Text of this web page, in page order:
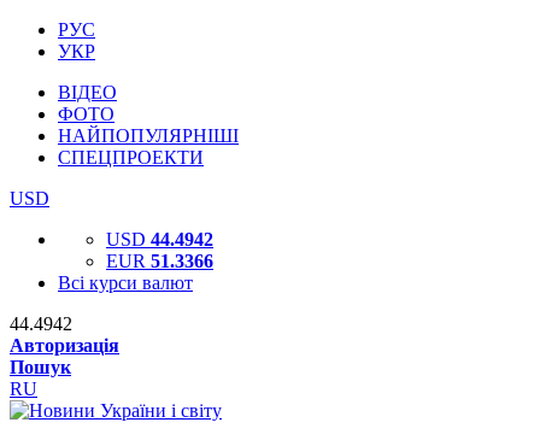
РУС
УКР
ВІДЕО
ФОТО
НАЙПОПУЛЯРНІШІ
СПЕЦПРОЕКТИ
USD
USD 44.4942
EUR 51.3366
Всі курси валют
44.4942
Авторизація
Пошук
RU